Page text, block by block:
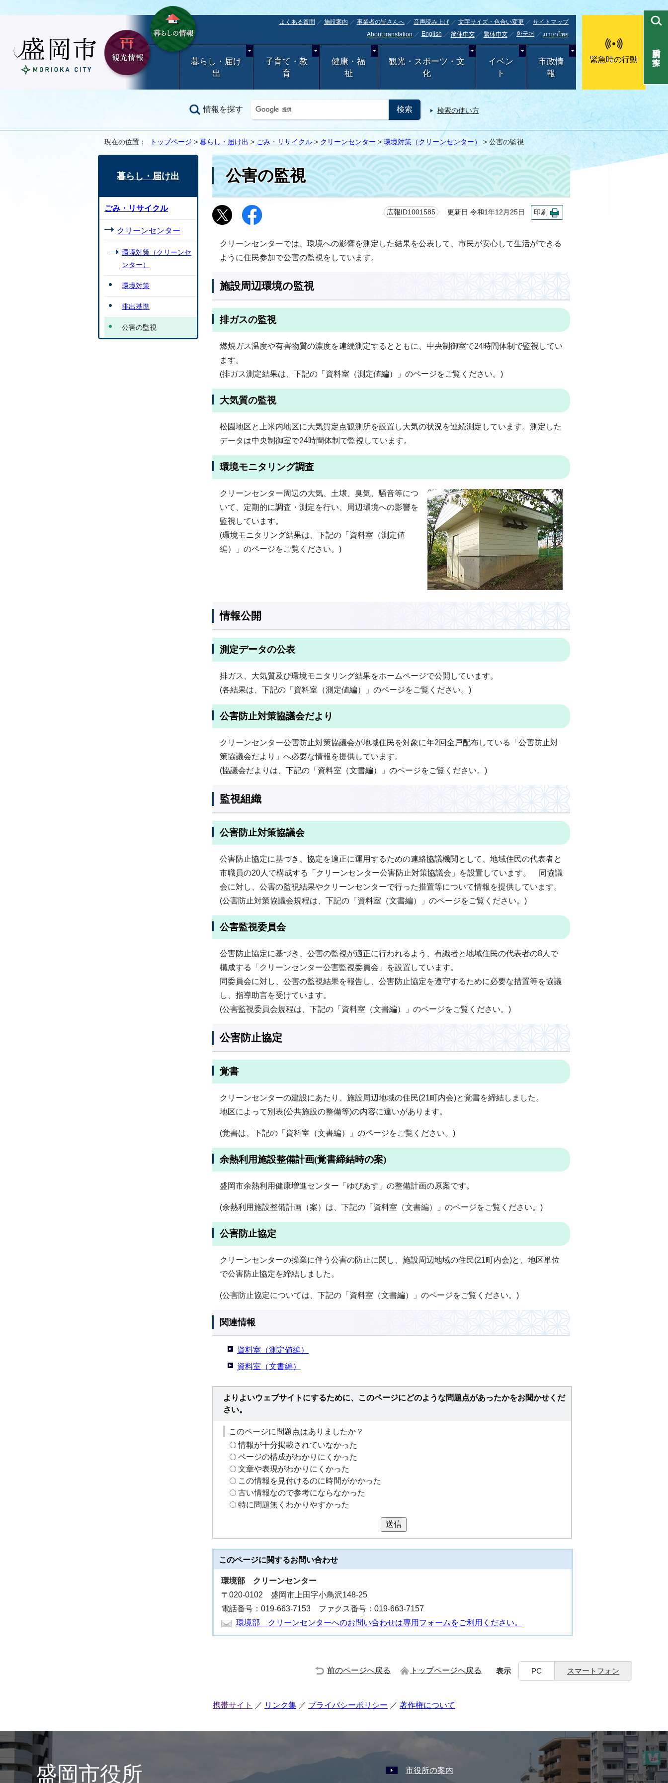
よくある質問 施設案内 事業者の皆さんへ 音声読み上げ 文字サイズ・色合い変更
サイトマップ
About translation
English 简体中文 繁体中文 한국어 ภาษาไทย
暮らし・届け
出
子育て・教
育
健康・福
祉
観光・スポーツ・文
化
イベン
ト
市政情
報
緊急時の行動
情報を探す 検索の使い方
目的別で探す
現在の位置： トップページ > 暮らし・届け出 > ごみ・リサイクル> クリーンセンター > 環境対策（クリーンセンター） > 公害の監視
公害の監視
広報ID1001585 更新日 令和1年12月25日 印刷
クリーンセンターでは、環境への影響を測定した結果を公表して、市民が安心して生活ができる
ように住民参加で公害の監視をしています。
施設周辺環境の監視
排ガスの監視
燃焼ガス温度や有害物質の濃度を連続測定するとともに、中央制御室で24時間体制で監視してい
ます。
(排ガス測定結果は、下記の「資料室（測定値編）」のページをご覧ください。)
大気質の監視
松園地区と上米内地区に大気質定点観測所を設置し大気の状況を連続測定しています。測定した
データは中央制御室で24時間体制で監視しています。
環境モニタリング調査
クリーンセンター周辺の大気、土壌、臭気、騒音等につ
いて、定期的に調査・測定を行い、周辺環境への影響を
監視しています。
(環境モニタリング結果は、下記の「資料室（測定値
編）」のページをご覧ください。)
情報公開
測定データの公表
排ガス、大気質及び環境モニタリング結果をホームページで公開しています。
(各結果は、下記の「資料室（測定値編）」のページをご覧ください。)
公害防止対策協議会だより
クリーンセンター公害防止対策協議会が地域住民を対象に年2回全戸配布している「公害防止対
策協議会だより」へ必要な情報を提供しています。
(協議会だよりは、下記の「資料室（文書編）」のページをご覧ください。)
監視組織
公害防止対策協議会
公害防止協定に基づき、協定を適正に運用するための連絡協議機関として、地域住民の代表者と
市職員の20人で構成する「クリーンセンター公害防止対策協議会」を設置しています。 同協議
会に対し、公害の監視結果やクリーンセンターで行った措置等について情報を提供しています。
(公害防止対策協議会規程は、下記の「資料室（文書編）」のページをご覧ください。)
公害監視委員会
公害防止協定に基づき、公害の監視が適正に行われるよう、有識者と地域住民の代表者の8人で
構成する「クリーンセンター公害監視委員会」を設置しています。
同委員会に対し、公害の監視結果を報告し、公害防止協定を遵守するために必要な措置等を協議
し、指導助言を受けています。
(公害監視委員会規程は、下記の「資料室（文書編）」のページをご覧ください。)
公害防止協定
覚書
クリーンセンターの建設にあたり、施設周辺地域の住民(21町内会)と覚書を締結しました。
地区によって別表(公共施設の整備等)の内容に違いがあります。
(覚書は、下記の「資料室（文書編）」のページをご覧ください。)
余熱利用施設整備計画(覚書締結時の案)
盛岡市余熱利用健康増進センター「ゆぴあす」の整備計画の原案です。
(余熱利用施設整備計画（案）は、下記の「資料室（文書編）」のページをご覧ください。)
公害防止協定
クリーンセンターの操業に伴う公害の防止に関し、施設周辺地域の住民(21町内会)と、地区単位
で公害防止協定を締結しました。
(公害防止協定については、下記の「資料室（文書編）」のページをご覧ください。)
関連情報
資料室（測定値編）
資料室（文書編）
よりよいウェブサイトにするために、このページにどのような問題点があったかをお聞かせくだ
さい。
このページに問題点はありましたか？
情報が十分掲載されていなかった
ページの構成がわかりにくかった
文章や表現がわかりにくかった
この情報を見付けるのに時間がかかった
古い情報なので参考にならなかった
特に問題無くわかりやすかった
送信
このページに関するお問い合わせ
環境部 クリーンセンター
〒020-0102 盛岡市上田字小鳥沢148-25
電話番号：019-663-7153 ファクス番号：019-663-7157
環境部 クリーンセンターへのお問い合わせは専用フォームをご利用ください。
暮らし・届け出
ごみ・リサイクル
クリーンセンター
環境対策（クリーンセ
ンター）
環境対策
排出基準
公害の監視
前のページへ戻る トップページへ戻る 表示 PC スマートフォン
携帯サイト リンク集 プライバシーポリシー 著作権について
盛岡市役所 市役所の案内